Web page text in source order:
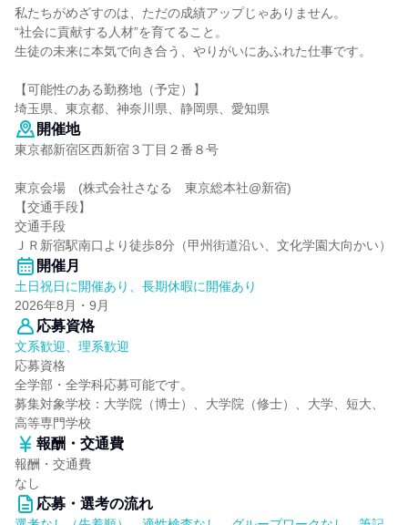
私たちがめざすのは、ただの成績アップじゃありません。
“社会に貢献する人材”を育てること。
生徒の未来に本気で向き合う、やりがいにあふれた仕事です。
【可能性のある勤務地（予定）】
埼玉県、東京都、神奈川県、静岡県、愛知県
開催地
東京都新宿区西新宿３丁目２番８号
東京会場 (株式会社さなる 東京総本社@新宿)
【交通手段】
交通手段
ＪＲ新宿駅南口より徒歩8分（甲州街道沿い、文化学園大向かい）
開催月
土日祝日に開催あり、長期休暇に開催あり
2026年8月・9月
応募資格
文系歓迎、理系歓迎
応募資格
全学部・全学科応募可能です。
募集対象学校：大学院（博士）、大学院（修士）、大学、短大、
高等専門学校
報酬・交通費
報酬・交通費
なし
応募・選考の流れ